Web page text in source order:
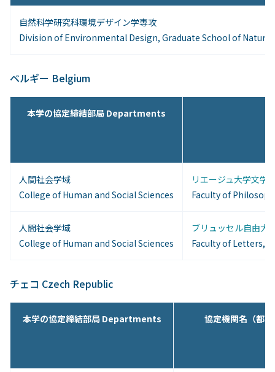
自然科学研究科環境デザイン学専攻
Division of Environmental Design, Graduate School of
ベルギー Belgium
本学の協定締結部局 Departments
人間社会学域
College of Human and Social Sciences
リエージュ大学文学
Faculty of
人間社会学域
College of Human and Social Sciences
ブリュッセル自由大
Faculty of Letters,
チェコ Czech Republic
本学の協定締結部局 Departments 協定機関名（都